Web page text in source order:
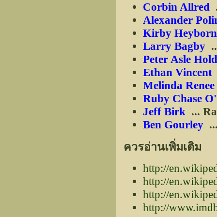
Corbin Allred
Alexander
Kirby
Larry Bagby
Peter Asle
Ethan Vincent
Melinda Renee
Ruby Chase
Jeff Birk ...
Ben Gourley
ควรอ่านเพิ่มเติม
http://
http://
http://
http://